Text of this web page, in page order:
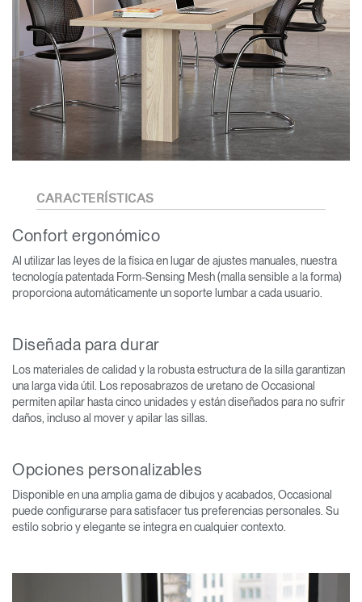
CARACTERÍSTICAS
Confort ergonómico
Al utilizar las leyes de la física en lugar de ajustes manuales, nuestra
tecnología patentada Form-Sensing Mesh (malla sensible a la forma)
proporciona automáticamente un soporte lumbar a cada usuario.
Diseñada para durar
Los materiales de calidad y la robusta estructura de la silla garantizan
una larga vida útil. Los reposabrazos de uretano de Occasional
permiten apilar hasta cinco unidades y están diseñados para no sufrir
daños, incluso al mover y apilar las sillas.
Opciones personalizables
Disponible en una amplia gama de dibujos y acabados, Occasional
puede configurarse para satisfacer tus preferencias personales. Su
estilo sobrio y elegante se integra en cualquier contexto.